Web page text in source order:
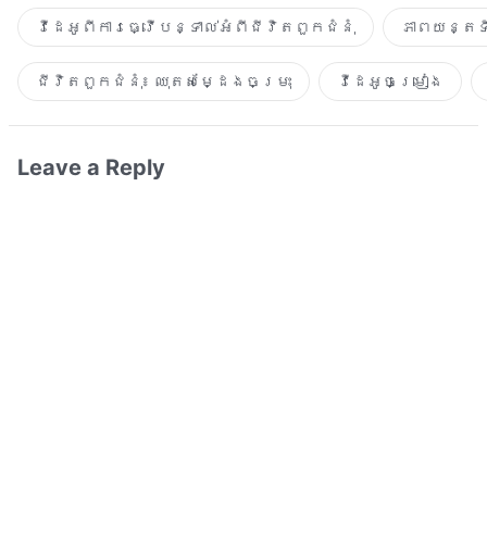
វីដេអូពីការធ្វើបន្ទាល់អំពីជីវិតពួកជំនុំ ភាពយន្
ជីវិតពួកជំនុំ៖ ឈុតសម្ដែងចម្រុះ វីដេអូចម្រៀង​
Leave a Reply